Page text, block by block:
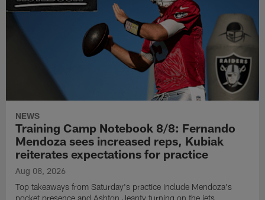
NEWS
Training Camp Notebook 8/8: Fernando
Mendoza sees increased reps, Kubiak
reiterates expectations for practice
Aug 08, 2026
Top takeaways from Saturday's practice include Mendoza's